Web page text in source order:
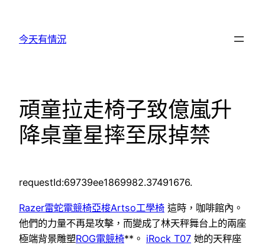
今天有情況
頑童拉走椅子致億嵐升
降桌童星摔至尿掉禁
requestId:69739ee1869982.37491676.
Razer雷蛇電競椅亞梭Artso工學椅 這時，咖啡館內。
他們的力量不再是攻擊，而變成了林天秤舞台上的兩座
極端背景雕塑ROG電競椅**。 iRock T07 她的天秤座